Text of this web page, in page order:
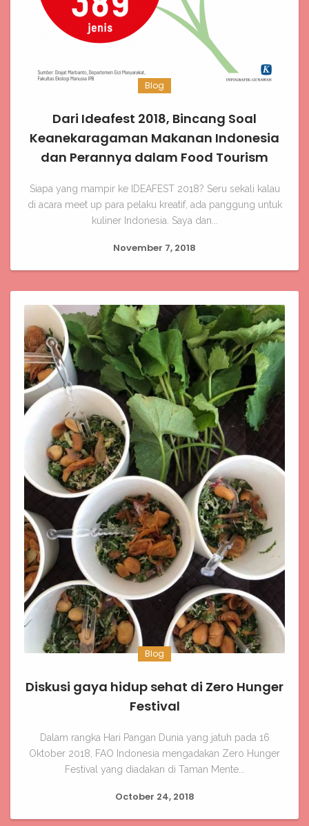
Blog
Dari Ideafest 2018, Bincang Soal
Keanekaragaman Makanan Indonesia
dan Perannya dalam Food Tourism
Siapa yang mampir ke IDEAFEST 2018? Seru sekali kalau
di acara meet up para pelaku kreatif, ada panggung untuk
kuliner Indonesia. Saya dan...
November 7, 2018
Blog
Diskusi gaya hidup sehat di Zero Hunger
Festival
Dalam rangka Hari Pangan Dunia yang jatuh pada 16
Oktober 2018, FAO Indonesia mengadakan Zero Hunger
Festival yang diadakan di Taman Mente...
October 24, 2018